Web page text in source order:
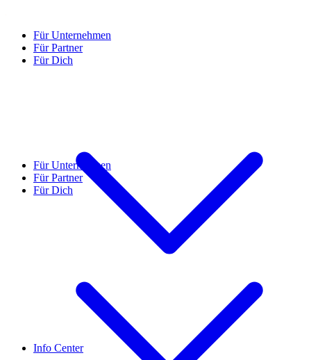
Für Unternehmen
Für Partner
Für Dich
Info Center
Für Unternehmen
Für Partner
Für Dich